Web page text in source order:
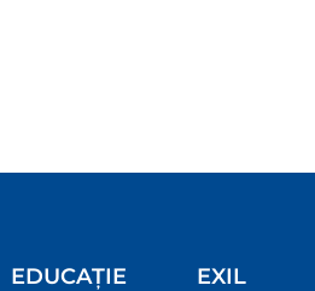
EDUCAȚIE EXIL